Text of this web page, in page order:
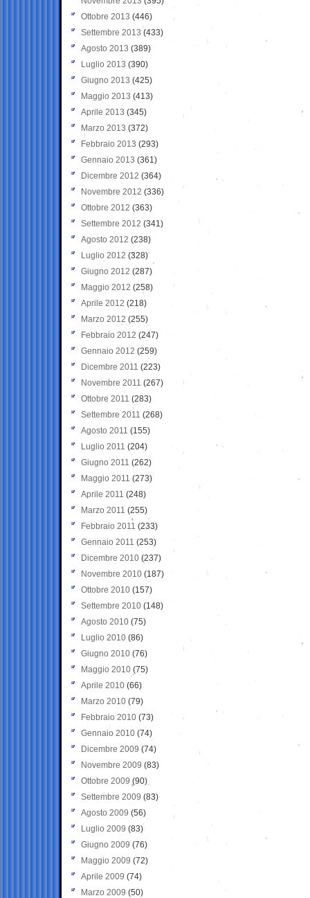
Ottobre 2013 (446)
Settembre 2013 (433)
Agosto 2013 (389)
Luglio 2013 (390)
Giugno 2013 (425)
Maggio 2013 (413)
Aprile 2013 (345)
Marzo 2013 (372)
Febbraio 2013 (293)
Gennaio 2013 (361)
Dicembre 2012 (364)
Novembre 2012 (336)
Ottobre 2012 (363)
Settembre 2012 (341)
Agosto 2012 (238)
Luglio 2012 (328)
Giugno 2012 (287)
Maggio 2012 (258)
Aprile 2012 (218)
Marzo 2012 (255)
Febbraio 2012 (247)
Gennaio 2012 (259)
Dicembre 2011 (223)
Novembre 2011 (267)
Ottobre 2011 (283)
Settembre 2011 (268)
Agosto 2011 (155)
Luglio 2011 (204)
Giugno 2011 (262)
Maggio 2011 (273)
Aprile 2011 (248)
Marzo 2011 (255)
Febbraio 2011 (233)
Gennaio 2011 (253)
Dicembre 2010 (237)
Novembre 2010 (187)
Ottobre 2010 (157)
Settembre 2010 (148)
Agosto 2010 (75)
Luglio 2010 (86)
Giugno 2010 (76)
Maggio 2010 (75)
Aprile 2010 (66)
Marzo 2010 (79)
Febbraio 2010 (73)
Gennaio 2010 (74)
Dicembre 2009 (74)
Novembre 2009 (83)
Ottobre 2009 (90)
Settembre 2009 (83)
Agosto 2009 (56)
Luglio 2009 (83)
Giugno 2009 (76)
Maggio 2009 (72)
Aprile 2009 (74)
Marzo 2009 (50)